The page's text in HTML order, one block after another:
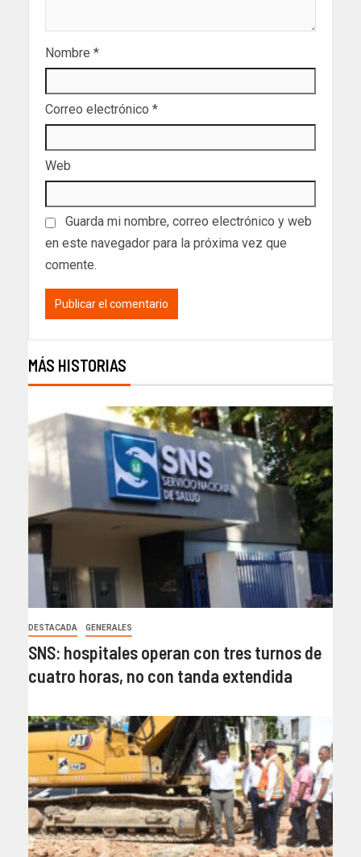
Nombre *
Correo electrónico *
Web
Guarda mi nombre, correo electrónico y web
en este navegador para la próxima vez que
comente.
MÁS HISTORIAS
DESTACADA GENERALES
SNS: hospitales operan con tres turnos de
cuatro horas, no con tanda extendida